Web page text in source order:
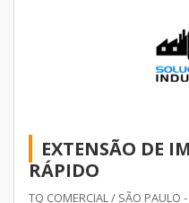
EXTENSÃO DE
RÁPIDO
TQ COMERCIAL / SÃO PAULO -